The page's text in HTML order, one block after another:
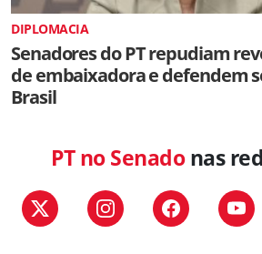
DIPLOMACIA
Senadores do PT repudiam
de embaixadora e defendem
Brasil
PT no Senadonas